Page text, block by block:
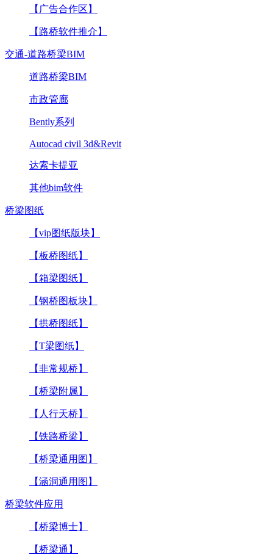
【广告合作区】
【路桥软件推介】
交通-道路桥梁BIM
道路桥梁BIM
市政管廊
Bently系列
Autocad civil 3d&Revit
达索卡提亚
其他bim软件
桥梁图纸
【vip图纸版块】
【板桥图纸】
【箱梁图纸】
【钢桥图板块】
【拱桥图纸】
【T梁图纸】
【非常规桥】
【桥梁附属】
【人行天桥】
【铁路桥梁】
【桥梁通用图】
【涵洞通用图】
桥梁软件应用
【桥梁博士】
【桥梁通】